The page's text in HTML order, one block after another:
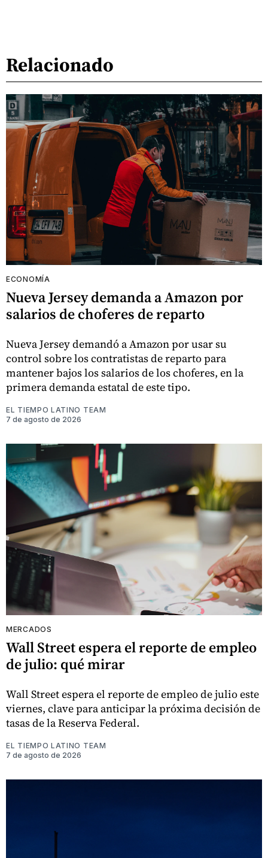
Relacionado
ECONOMÍA
Nueva Jersey demanda a Amazon por
salarios de choferes de reparto
Nueva Jersey demandó a Amazon por usar su
control sobre los contratistas de reparto para
mantener bajos los salarios de los choferes, en la
primera demanda estatal de este tipo.
EL TIEMPO LATINO TEAM
7 de agosto de 2026
MERCADOS
Wall Street espera el reporte de empleo
de julio: qué mirar
Wall Street espera el reporte de empleo de julio este
viernes, clave para anticipar la próxima decisión de
tasas de la Reserva Federal.
EL TIEMPO LATINO TEAM
7 de agosto de 2026